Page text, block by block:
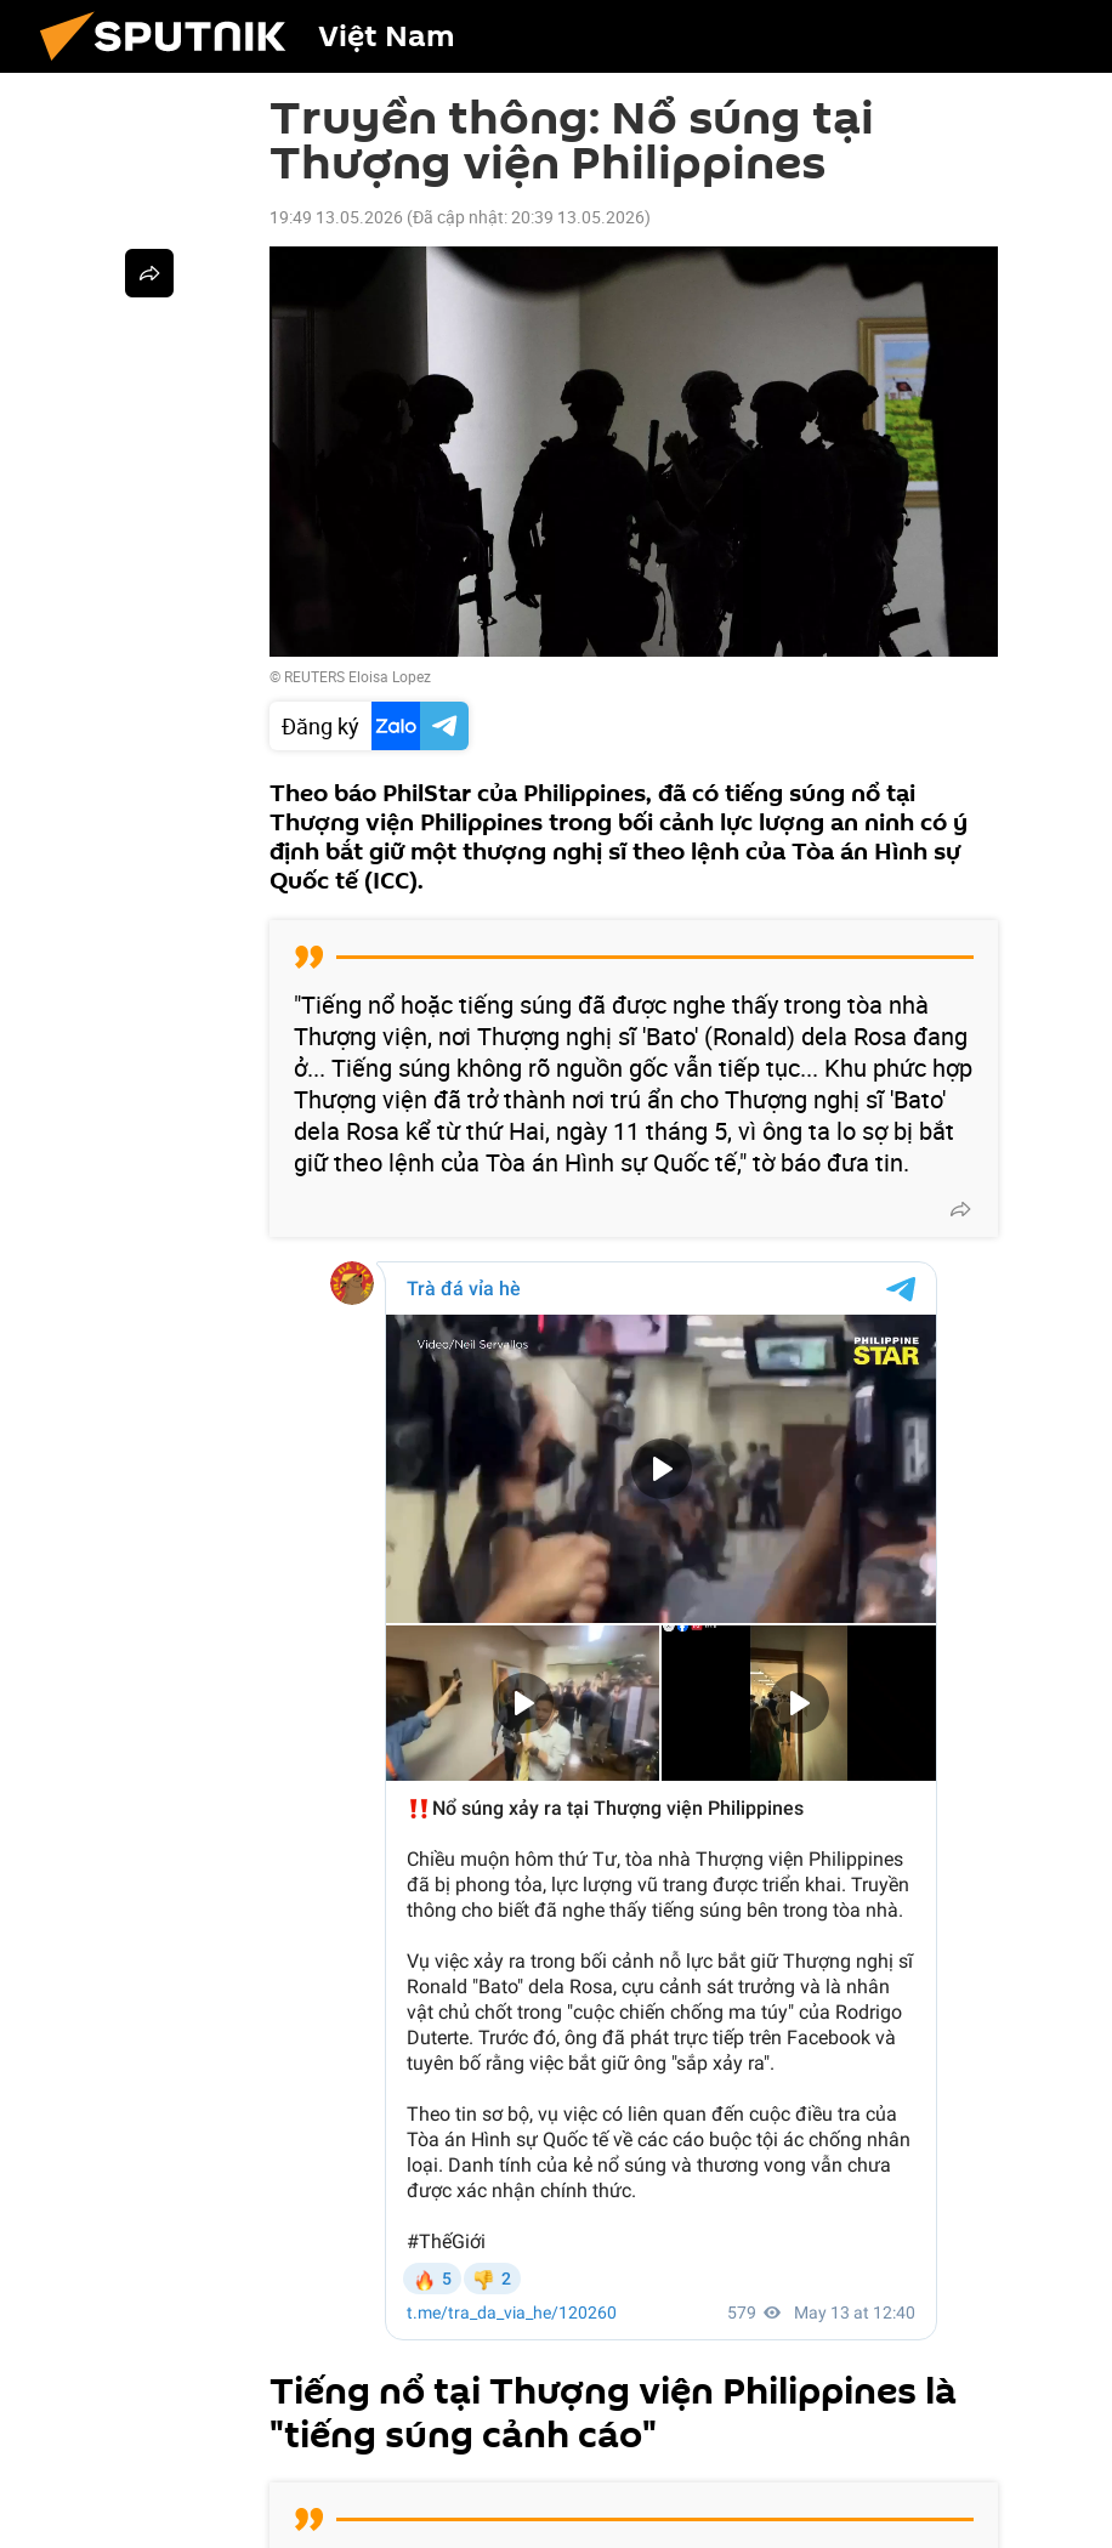
Việt Nam
Truyền thông: Nổ súng tại
Thượng viện Philippines
19:49 13.05.2026 (Đã cập nhật:20:39 13.05.2026)
© REUTERS Eloisa Lopez
Đăng ký
Theo báo PhilStar của Philippines, đã có tiếng súng nổ tại
Thượng viện Philippines trong bối cảnh lực lượng an ninh có ý
định bắt giữ một thượng nghị sĩ theo lệnh của Tòa án Hình sự
Quốc tế (ICC).
"Tiếng nổ hoặc tiếng súng đã được nghe thấy trong tòa nhà
Thượng viện, nơi Thượng nghị sĩ 'Bato' (Ronald) dela Rosa đang
ở... Tiếng súng không rõ nguồn gốc vẫn tiếp tục... Khu phức hợp
Thượng viện đã trở thành nơi trú ẩn cho Thượng nghị sĩ 'Bato'
dela Rosa kể từ thứ Hai, ngày 11 tháng 5, vì ông ta lo sợ bị bắt
giữ theo lệnh của Tòa án Hình sự Quốc tế," tờ báo đưa tin.
Tiếng nổ tại Thượng viện Philippines là
"tiếng súng cảnh cáo"